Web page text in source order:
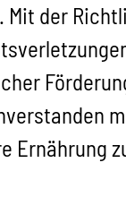
der
Ernährung